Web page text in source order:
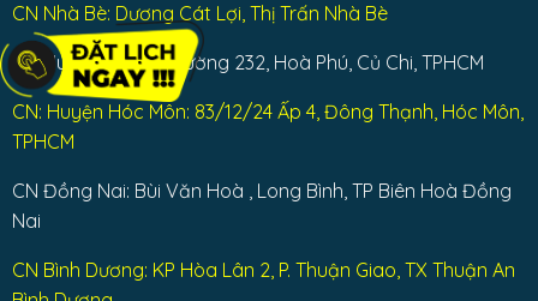
CN Nhà Bè: Dương Cát Lợi, Thị Trấn Nhà Bè
CN Huyện Củ Chi: Đường 232, Hoà Phú, Củ Chi, TPHCM
CN: Huyện Hóc Môn: 83/12/24 Ấp 4, Đông Thạnh, Hóc Môn,
TPHCM
CN Đồng Nai: Bùi Văn Hoà , Long Bình, TP Biên Hoà Đồng
Nai
CN Bình Dương: KP Hòa Lân 2, P. Thuận Giao, TX Thuận An